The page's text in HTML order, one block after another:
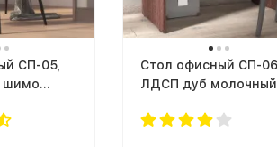
СП-05,
шимо
Cтол офисный СП-06,
ЛДСП дуб